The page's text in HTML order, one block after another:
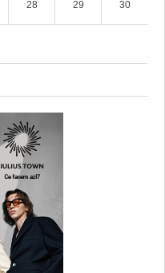
28 29 30